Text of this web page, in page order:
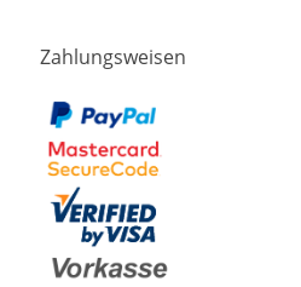
Zahlungsweisen